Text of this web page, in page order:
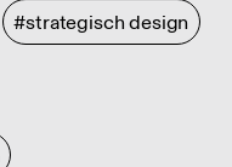
#strategisch design